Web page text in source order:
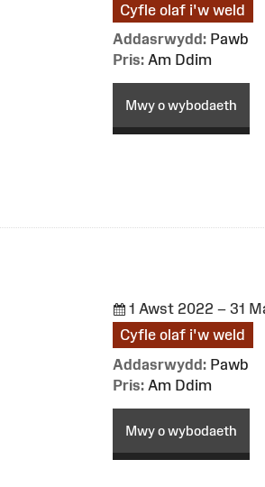
Cyfle olaf i'w weld
Addasrwydd: Pawb
Pris: Am Ddim
Mwy o wybodaeth
1 Awst 2022 – 31
Cyfle olaf i'w weld
Addasrwydd: Pawb
Pris: Am Ddim
Mwy o wybodaeth